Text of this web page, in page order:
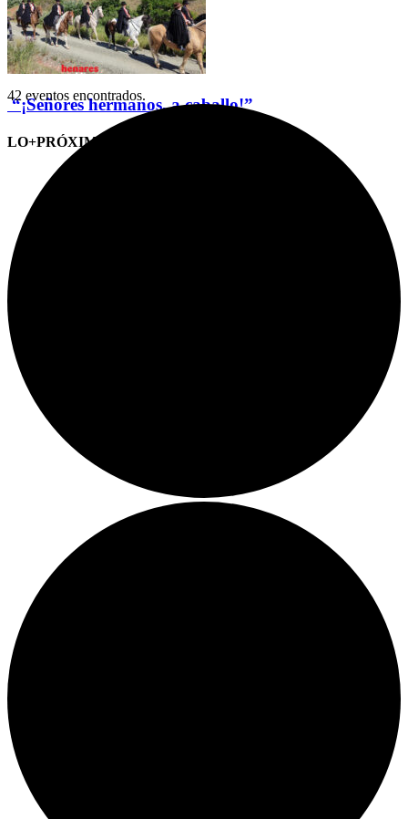
“¡Señores hermanos, a caballo!”
LO+PRÓXIMO (CITAS)
42 eventos encontrados.